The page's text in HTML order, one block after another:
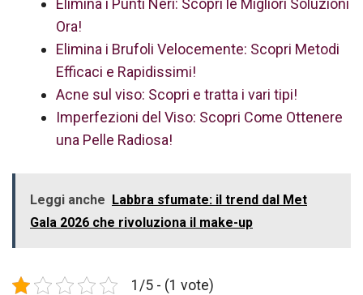
Elimina i Punti Neri: Scopri le Migliori Soluzioni
Ora!
Elimina i Brufoli Velocemente: Scopri Metodi
Efficaci e Rapidissimi!
Acne sul viso: Scopri e tratta i vari tipi!
Imperfezioni del Viso: Scopri Come Ottenere
una Pelle Radiosa!
Leggi anche Labbra sfumate: il trend dal Met
Gala 2026 che rivoluziona il make-up
1/5 - (1 vote)